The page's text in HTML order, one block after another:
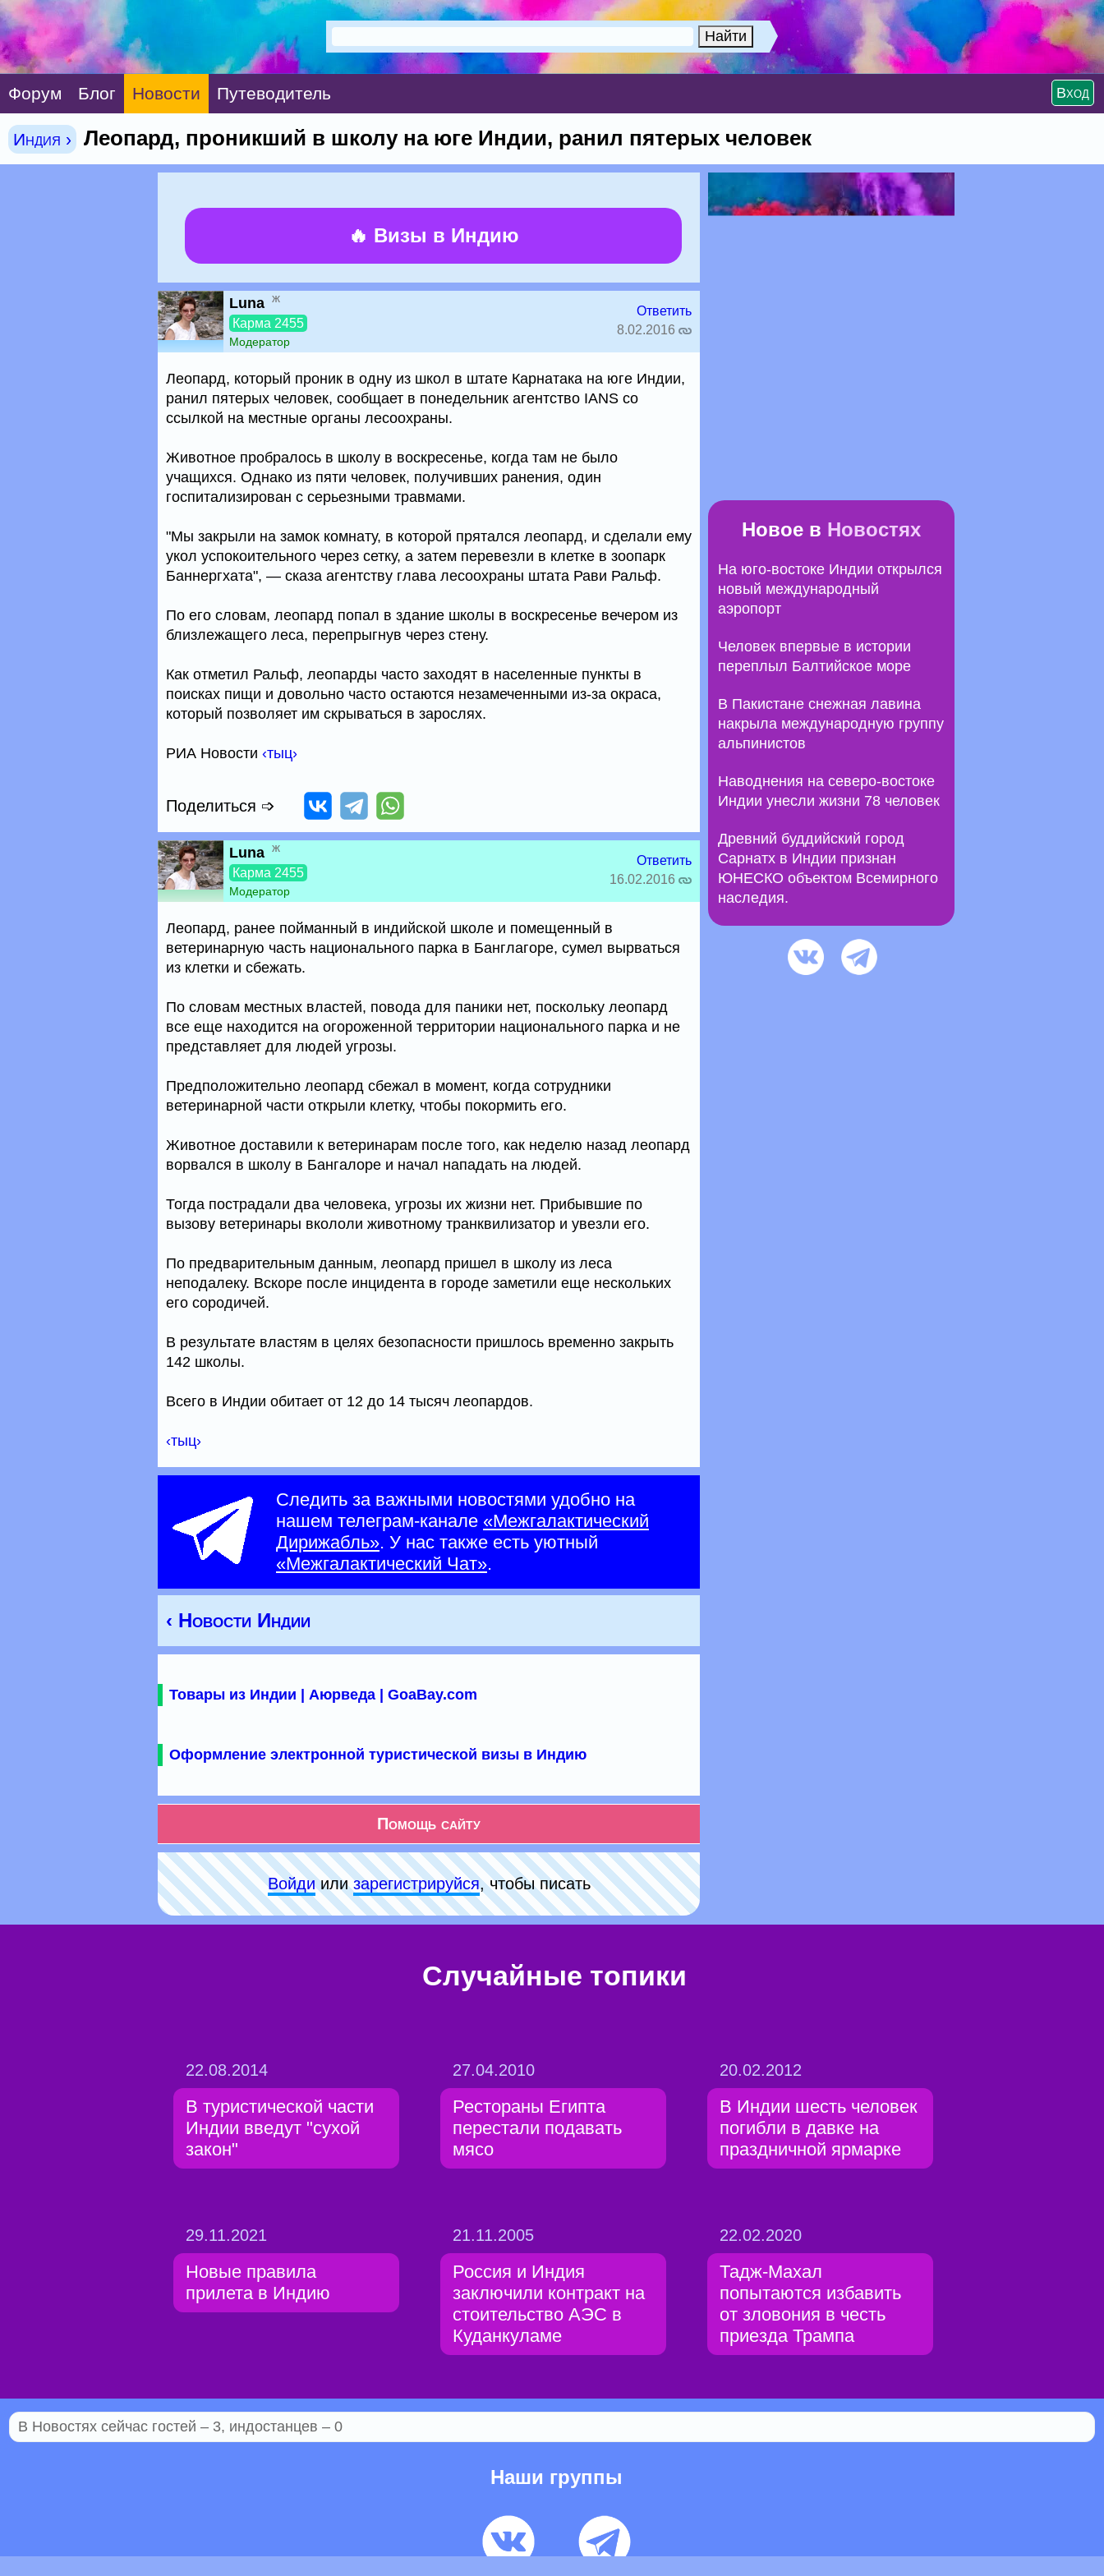
Форум Блог Новости Путеводитель Вход
Индия › Леопард, проникший в школу на юге Индии, ранил пятерых человек
🔥 Визы в Индию
Luna ж
Карма 2455
Модератор
Ответить
8.02.2016
Леопард, который проник в одну из школ в штате Карнатака на юге Индии,
ранил пятерых человек, сообщает в понедельник агентство IANS со
ссылкой на местные органы лесоохраны.
Животное пробралось в школу в воскресенье, когда там не было
учащихся. Однако из пяти человек, получивших ранения, один
госпитализирован с серьезными травмами.
"Мы закрыли на замок комнату, в которой прятался леопард, и сделали ему
укол успокоительного через сетку, а затем перевезли в клетке в зоопарк
Баннергхата", — сказа агентству глава лесоохраны штата Рави Ральф.
По его словам, леопард попал в здание школы в воскресенье вечером из
близлежащего леса, перепрыгнув через стену.
Как отметил Ральф, леопарды часто заходят в населенные пункты в
поисках пищи и довольно часто остаются незамеченными из-за окраса,
который позволяет им скрываться в зарослях.
РИА Новости ‹тыц›
Поделиться ➩
Luna ж
Карма 2455
Модератор
Ответить
16.02.2016
Леопард, ранее пойманный в индийской школе и помещенный в
ветеринарную часть национального парка в Банглагоре, сумел вырваться
из клетки и сбежать.
По словам местных властей, повода для паники нет, поскольку леопард
все еще находится на огороженной территории национального парка и не
представляет для людей угрозы.
Предположительно леопард сбежал в момент, когда сотрудники
ветеринарной части открыли клетку, чтобы покормить его.
Животное доставили к ветеринарам после того, как неделю назад леопард
ворвался в школу в Бангалоре и начал нападать на людей.
Тогда пострадали два человека, угрозы их жизни нет. Прибывшие по
вызову ветеринары вкололи животному транквилизатор и увезли его.
По предварительным данным, леопард пришел в школу из леса
неподалеку. Вскоре после инцидента в городе заметили еще нескольких
его сородичей.
В результате властям в целях безопасности пришлось временно закрыть
142 школы.
Всего в Индии обитает от 12 до 14 тысяч леопардов.
‹тыц›
Следить за важными новостями удобно на
нашем телеграм-канале «Межгалактический
Дирижабль». У нас также есть уютный
«Межгалактический Чат».
‹ Новости Индии
Товары из Индии | Аюрведа | GoaBay.com
Оформление электронной туристической визы в Индию
Помощь сайту
Войдиилизарeгиcтpируйся, чтобы писать
Новое в Новостях
На юго-востоке Индии открылся
новый международный
аэропорт
Человек впервые в истории
переплыл Балтийское море
В Пакистане снежная лавина
накрыла международную группу
альпинистов
Наводнения на северо-востоке
Индии унесли жизни 78 человек
Древний буддийский город
Сарнатх в Индии признан
ЮНЕСКО объектом Всемирного
наследия.
Случайные топики
22.08.2014
В туристической части
Индии введут "сухой
закон"
27.04.2010
Рестораны Египта
перестали подавать
мясо
20.02.2012
В Индии шесть человек
погибли в давке на
праздничной ярмарке
29.11.2021
Новые правила
прилета в Индию
21.11.2005
Россия и Индия
заключили контракт на
стоительство АЭС в
Куданкуламе
22.02.2020
Тадж-Махал
попытаются избавить
от зловония в честь
приезда Трампа
В Новостях сейчас гостей – 3, индостанцев – 0
Наши группы